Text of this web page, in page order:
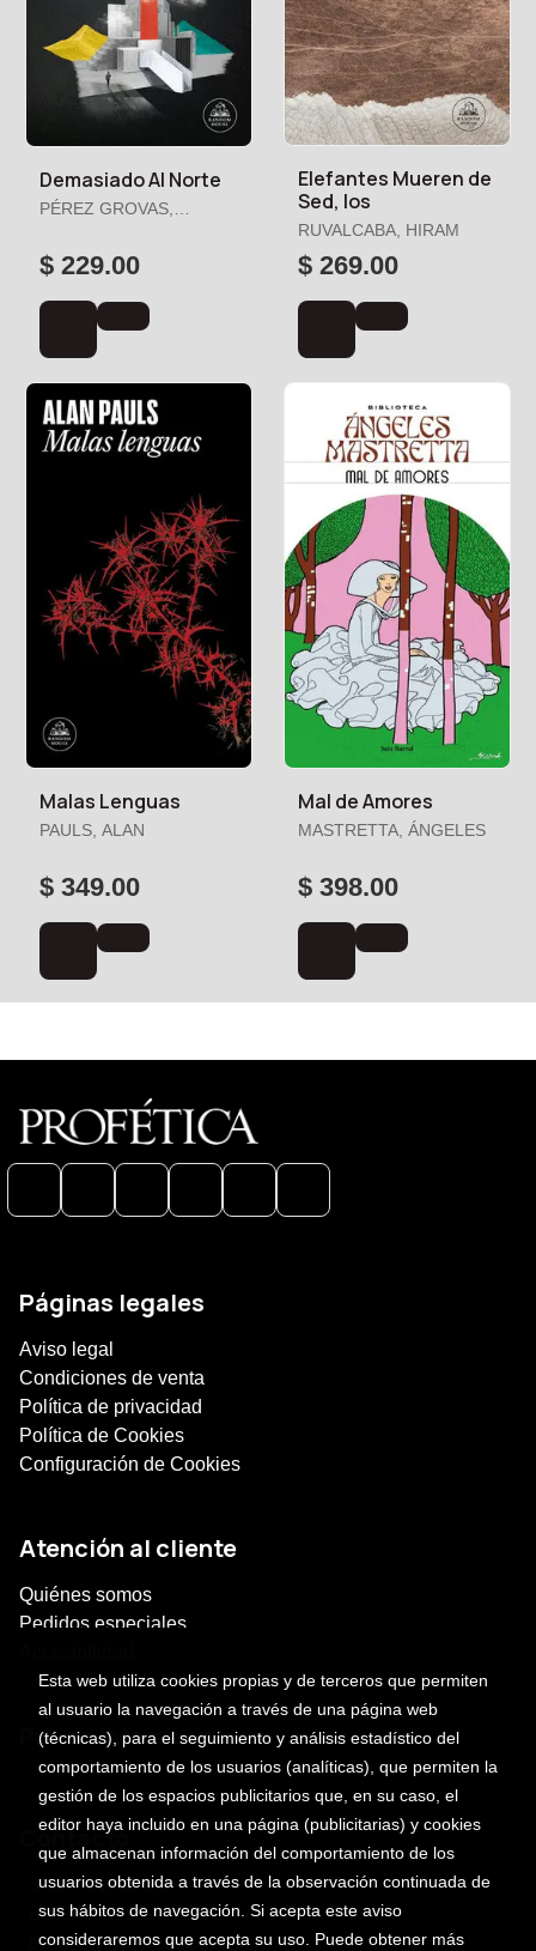
Demasiado Al Norte
PÉREZ GROVAS,
$ 229.00
Elefantes Mueren de
Sed, los
RUVALCABA, HIRAM
$ 269.00
Malas Lenguas
PAULS, ALAN
$ 349.00
Mal de Amores
MASTRETTA, ÁNGELES
$ 398.00
Páginas legales
Aviso legal
Condiciones de venta
Política de privacidad
Política de Cookies
Configuración de Cookies
Atención al cliente
Quiénes somos
Pedidos especiales
Puede interesarte
Contacto
3 sur 701, centro
2222469101 ext. 118
escalera@profetica.com.mx
Esta web utiliza cookies propias y de terceros que permiten
al usuario la navegación a través de una página web
(técnicas), para el seguimiento y análisis estadístico del
comportamiento de los usuarios (analíticas), que permiten la
gestión de los espacios publicitarios que, en su caso, el
editor haya incluido en una página (publicitarias) y cookies
que almacenan información del comportamiento de los
usuarios obtenida a través de la observación continuada de
sus hábitos de navegación. Si acepta este aviso
consideraremos que acepta su uso. Puede obtener más